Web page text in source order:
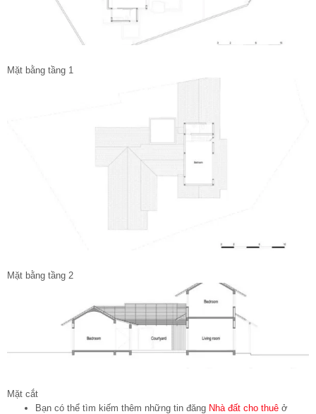
Mặt bằng tầng 1
Mặt bằng tầng 2
Mặt cắt
Bạn có thể tìm kiếm thêm những tin đăng Nhà đất cho thuê ở